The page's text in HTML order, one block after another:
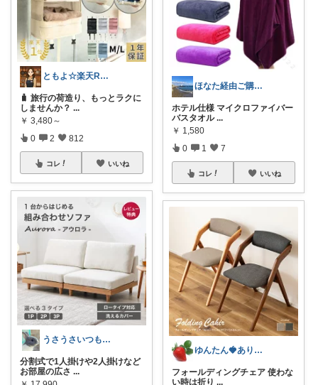
ともよ☆楽天ROOM
🧳 旅行の荷造り、もっとラクに
しませんか？ ...
￥ 3,480～
0 2 812
コレ いいね
うさうさいつもご訪問ありがとうです🐰✨
分割式で1人掛けや2人掛けなど
お部屋の広さ ...
ほなた経由ご購入ありがとうございます☺
ホテル仕様 マイクロファイバー
バスタオル ...
￥ 1,580
0 1 7
コレ いいね
ゆんたん🍓ありがとう(୨୧•͈ᴗ•͈)
フォールディングチェア 使わな
い時は折り ...